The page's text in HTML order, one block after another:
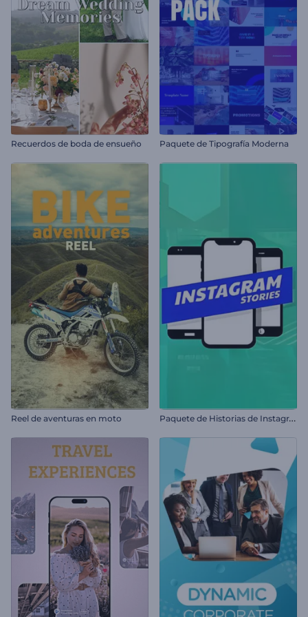
Recuerdos de boda de ensueño Paquete de Tipografía Moderna
Reel de aventuras en moto P
aquete de Historias de Instagram